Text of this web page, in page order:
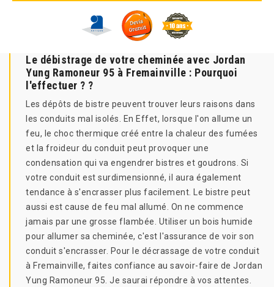
Le débistrage de votre cheminée avec Jordan
Yung Ramoneur 95 à Fremainville : Pourquoi
l'effectuer ? ?
Les dépôts de bistre peuvent trouver leurs raisons dans
les conduits mal isolés. En Effet, lorsque l'on allume un
feu, le choc thermique créé entre la chaleur des fumées
et la froideur du conduit peut provoquer une
condensation qui va engendrer bistres et goudrons. Si
votre conduit est surdimensionné, il aura également
tendance à s'encrasser plus facilement. Le bistre peut
aussi est cause de feu mal allumé. On ne commence
jamais par une grosse flambée. Utiliser un bois humide
pour allumer sa cheminée, c'est l'assurance de voir son
conduit s'encrasser. Pour le décrassage de votre conduit
à Fremainville, faites confiance au savoir-faire de Jordan
Yung Ramoneur 95. Je saurai répondre à vos attentes.